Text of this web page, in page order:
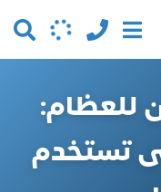
للعظام:
تستخدم